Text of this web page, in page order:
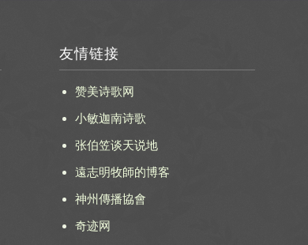
友情链接
赞美诗歌网
小敏迦南诗歌
张伯笠谈天说地
遠志明牧師的博客
神州傳播協會
奇迹网